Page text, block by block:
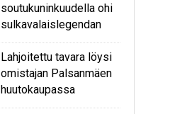
soutukuninkuudella ohi
sulkavalaislegendan
Lahjoitettu tavara löysi
omistajan Palsanmäen
huutokaupassa